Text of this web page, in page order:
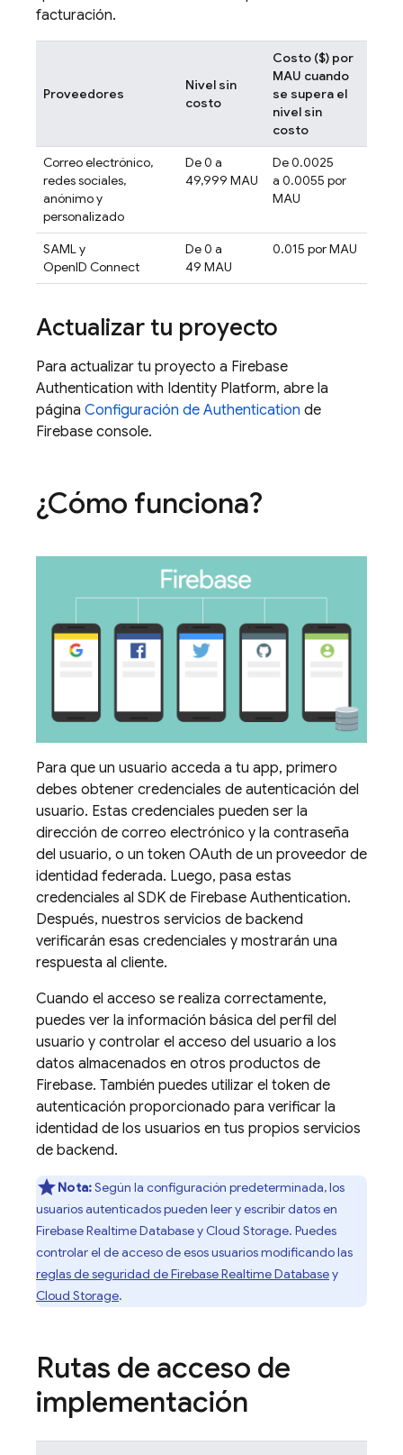
facturación.
Proveedores
Nivel sin
costo
Costo ($) por
MAU cuando
se supera el
nivel sin
costo
Correo electrónico,
redes sociales,
anónimo y
personalizado
De 0 a
49,999 MAU
De 0.0025
a 0.0055 por
MAU
SAML y
OpenID Connect
De 0 a
49 MAU
0.015 por MAU
Actualizar tu proyecto
Para actualizar tu proyecto a Firebase
Authentication with Identity Platform, abre la
página Configuración de Authentication de
Firebase console.
¿Cómo funciona?
Para que un usuario acceda a tu app, primero
debes obtener credenciales de autenticación del
usuario. Estas credenciales pueden ser la
dirección de correo electrónico y la contraseña
del usuario, o un token OAuth de un proveedor de
identidad federada. Luego, pasa estas
credenciales al SDK de Firebase Authentication.
Después, nuestros servicios de backend
verificarán esas credenciales y mostrarán una
respuesta al cliente.
Cuando el acceso se realiza correctamente,
puedes ver la información básica del perfil del
usuario y controlar el acceso del usuario a los
datos almacenados en otros productos de
Firebase. También puedes utilizar el token de
autenticación proporcionado para verificar la
identidad de los usuarios en tus propios servicios
de backend.
Nota:Según la configuración predeterminada, los
usuarios autenticados pueden leer y escribir datos en
Firebase Realtime Databasey Cloud Storage. Puedes
controlar el de acceso de esos usuarios modificando las
reglas de seguridad deFirebase Realtime Databasey
Cloud Storage.
Rutas de acceso de
implementación